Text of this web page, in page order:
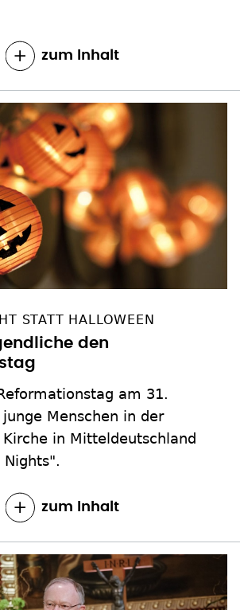
zum Inhalt
STATT HALLOWEEN
den
am 31.
Menschen in der
in Mitteldeutschland
Nights".
zum Inhalt